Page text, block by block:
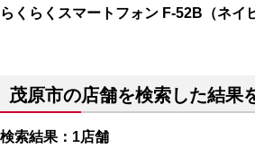
らくらくスマートフォン F-52B（ネイ
茂原市の店舗を検索した結果
検索結果：1店舗